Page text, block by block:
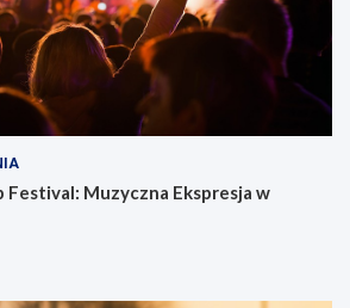
Festival: Muzyczna Ekspresja w